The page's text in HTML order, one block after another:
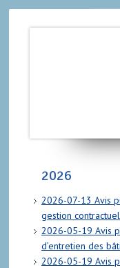
2026
2026-07-13 Avis
gestion
2026-05-19 Avis
d’entretien des
2026-05-19 Avis